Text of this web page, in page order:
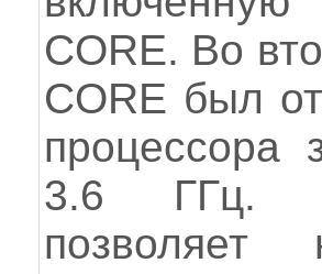
CORE. Во
CORE был
процессора
3.6 ГГц.
позволяет